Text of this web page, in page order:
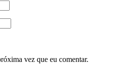
vez que eu comentar.